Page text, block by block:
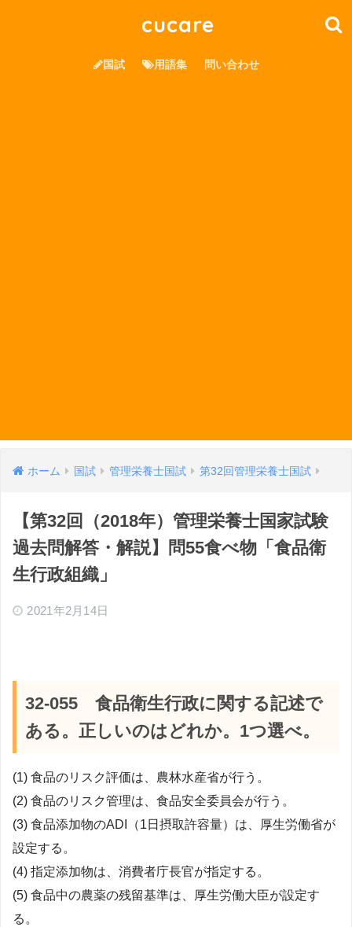
cucare
国試 用語集 問い合わせ
ホーム 国試 管理栄養士国試 第32回管理栄養士国試
【第32回（2018年）管理栄養士国家試験
過去問解答・解説】問55食べ物「食品衛
生行政組織」
2021年2月14日
32-055 食品衛生行政に関する記述で
ある。正しいのはどれか。1つ選べ。
(1) 食品のリスク評価は、農林水産省が行う。
(2) 食品のリスク管理は、食品安全委員会が行う。
(3) 食品添加物のADI（1日摂取許容量）は、厚生労働省が
設定する。
(4) 指定添加物は、消費者庁長官が指定する。
(5) 食品中の農薬の残留基準は、厚生労働大臣が設定す
る。